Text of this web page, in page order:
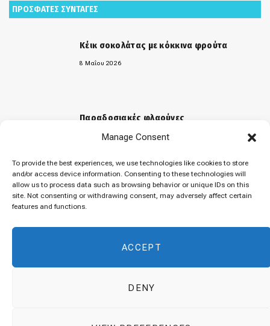
Manage Consent
To provide the best experiences, we use technologies like cookies to store
and/or access device information. Consenting to these technologies will
allow us to process data such as browsing behavior or unique IDs on this
site. Not consenting or withdrawing consent, may adversely affect certain
features and functions.
ACCEPT
DENY
ΠΡΟΣΦΑΤΕΣ ΣΥΝΤΑΓΕΣ
Κέικ σοκολάτας με κόκκινα φρούτα
8 Μαΐου 2026
Παραδοσιακές φλαούνες
31 Μαρτίου 2026
«Μελομακάρονα»
9 Δεκεμβρίου 2025